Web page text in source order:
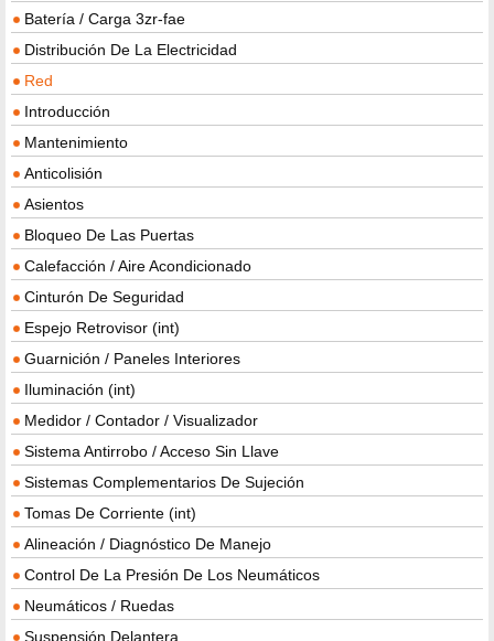
Batería / Carga 3zr-fae
Distribución De La Electricidad
Red
Introducción
Mantenimiento
Anticolisión
Asientos
Bloqueo De Las Puertas
Calefacción / Aire Acondicionado
Cinturón De Seguridad
Espejo Retrovisor (int)
Guarnición / Paneles Interiores
Iluminación (int)
Medidor / Contador / Visualizador
Sistema Antirrobo / Acceso Sin Llave
Sistemas Complementarios De Sujeción
Tomas De Corriente (int)
Alineación / Diagnóstico De Manejo
Control De La Presión De Los Neumáticos
Neumáticos / Ruedas
Suspensión Delantera